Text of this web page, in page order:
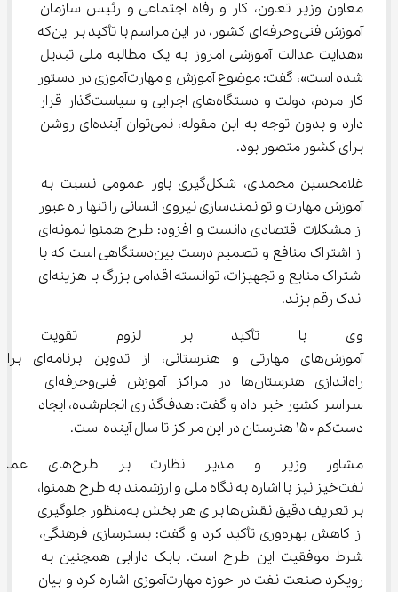
معاون وزیر تعاون، کار و رفاه اجتماعی و رئیس سازمان
آموزش فنی‌وحرفه‌ای کشور، در این مراسم با تأکید بر این‌که
«هدایت عدالت آموزشی امروز به یک مطالبه ملی تبدیل
شده است»، گفت: موضوع آموزش و مهارت‌آموزی در دستور
کار مردم، دولت و دستگاه‌های اجرایی و سیاست‌گذار قرار
دارد و بدون توجه به این مقوله، نمی‌توان آینده‌ای روشن
برای کشور متصور بود.
غلامحسین محمدی، شکل‌گیری باور عمومی نسبت به
آموزش مهارت و توانمندسازی نیروی انسانی را تنها راه عبور
از مشکلات اقتصادی دانست و افزود: طرح همنوا نمونه‌ای
از اشتراک منافع و تصمیم درست بین‌دستگاهی است که با
اشتراک منابع و تجهیزات، توانسته اقدامی بزرگ با هزینه‌ای
اندک رقم بزند.
وی با تأکید بر لزوم تقویت
آموزش‌های مهارتی و هنرستانی، از تدوین
راه‌اندازی هنرستان‌ها در مراکز آموزش فنی‌وحرفه‌ای
سراسر کشور خبر داد و گفت: هدف‌گذاری انجام‌شده، ایجاد
دست‌کم ۱۵۰ هنرستان در این مراکز تا سال آینده است.
مشاور وزیر و مدیر
نفت‌خیز نیز با اشاره به نگاه ملی و ارزشمند به طرح همنوا،
بر تعریف دقیق نقش‌ها برای هر بخش به‌منظور جلوگیری
از کاهش بهره‌وری تأکید کرد و گفت: بسترسازی فرهنگی،
شرط موفقیت این طرح است. بابک دارابی همچنین به
رویکرد صنعت نفت در حوزه مهارت‌آموزی اشاره کرد و بیان